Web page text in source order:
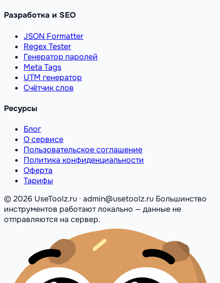
Разработка и SEO
JSON Formatter
Regex Tester
Генератор паролей
Meta Tags
UTM генератор
Счётчик слов
Ресурсы
Блог
О сервисе
Пользовательское соглашение
Политика конфиденциальности
Оферта
Тарифы
© 2026 UseToolz.ru · admin@usetoolz.ru Большинство
инструментов работают локально — данные не
отправляются на сервер.